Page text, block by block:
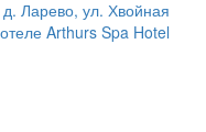
Arthurs Spa Hotel